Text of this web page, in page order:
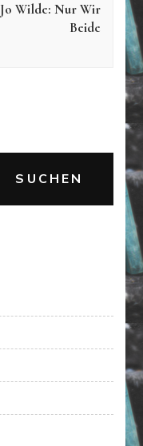
Jo Wilde: Nur Wir
Beide
SUCHEN